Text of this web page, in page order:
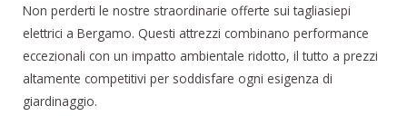
Non perderti le nostre straordinarie offerte sui tagliasiepi
elettrici a Bergamo. Questi attrezzi combinano performance
eccezionali con un impatto ambientale ridotto, il tutto a prezzi
altamente competitivi per soddisfare ogni esigenza di
giardinaggio.